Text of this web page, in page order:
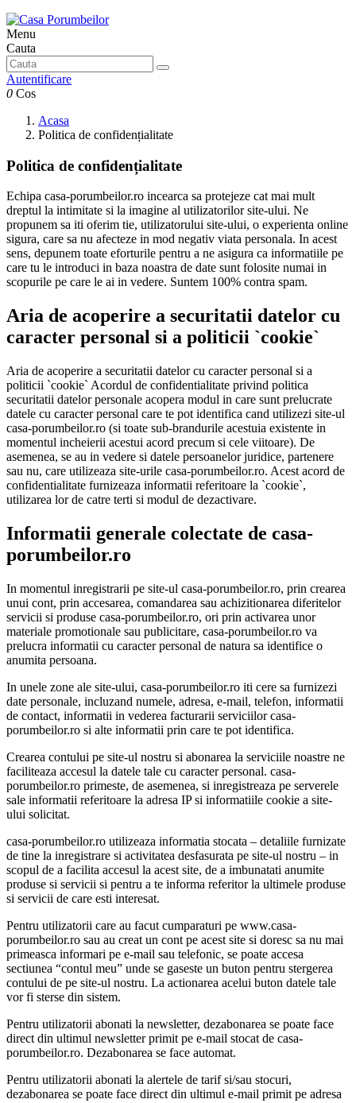
Menu
Cauta
Autentificare
0 Cos
Acasa
Politica de confidențialitate
Politica de confidențialitate
Echipa casa-porumbeilor.ro incearca sa protejeze cat mai mult
dreptul la intimitate si la imagine al utilizatorilor site-ului. Ne
propunem sa iti oferim tie, utilizatorului site-ului, o experienta online
sigura, care sa nu afecteze in mod negativ viata personala. In acest
sens, depunem toate eforturile pentru a ne asigura ca informatiile pe
care tu le introduci in baza noastra de date sunt folosite numai in
scopurile pe care le ai in vedere. Suntem 100% contra spam.
Aria de acoperire a securitatii datelor cu
caracter personal si a politicii `cookie`
Aria de acoperire a securitatii datelor cu caracter personal si a
politicii `cookie` Acordul de confidentialitate privind politica
securitatii datelor personale acopera modul in care sunt prelucrate
datele cu caracter personal care te pot identifica cand utilizezi site-ul
casa-porumbeilor.ro (si toate sub-brandurile acestuia existente in
momentul incheierii acestui acord precum si cele viitoare). De
asemenea, se au in vedere si datele persoanelor juridice, partenere
sau nu, care utilizeaza site-urile casa-porumbeilor.ro. Acest acord de
confidentialitate furnizeaza informatii referitoare la `cookie`,
utilizarea lor de catre terti si modul de dezactivare.
Informatii generale colectate de casa-
porumbeilor.ro
In momentul inregistrarii pe site-ul casa-porumbeilor.ro, prin crearea
unui cont, prin accesarea, comandarea sau achizitionarea diferitelor
servicii si produse casa-porumbeilor.ro, ori prin activarea unor
materiale promotionale sau publicitare, casa-porumbeilor.ro va
prelucra informatii cu caracter personal de natura sa identifice o
anumita persoana.
In unele zone ale site-ului, casa-porumbeilor.ro iti cere sa furnizezi
date personale, incluzand numele, adresa, e-mail, telefon, informatii
de contact, informatii in vederea facturarii serviciilor casa-
porumbeilor.ro si alte informatii prin care te pot identifica.
Crearea contului pe site-ul nostru si abonarea la serviciile noastre ne
faciliteaza accesul la datele tale cu caracter personal. casa-
porumbeilor.ro primeste, de asemenea, si inregistreaza pe serverele
sale informatii referitoare la adresa IP si informatiile cookie a site-
ului solicitat.
casa-porumbeilor.ro utilizeaza informatia stocata – detaliile furnizate
de tine la inregistrare si activitatea desfasurata pe site-ul nostru – in
scopul de a facilita accesul la acest site, de a imbunatati anumite
produse si servicii si pentru a te informa referitor la ultimele produse
si servicii de care esti interesat.
Pentru utilizatorii care au facut cumparaturi pe www.casa-
porumbeilor.ro sau au creat un cont pe acest site si doresc sa nu mai
primeasca informari pe e-mail sau telefonic, se poate accesa
sectiunea “contul meu” unde se gaseste un buton pentru stergerea
contului de pe site-ul nostru. La actionarea acelui buton datele tale
vor fi sterse din sistem.
Pentru utilizatorii abonati la newsletter, dezabonarea se poate face
direct din ultimul newsletter primit pe e-mail stocat de casa-
porumbeilor.ro. Dezabonarea se face automat.
Pentru utilizatorii abonati la alertele de tarif si/sau stocuri,
dezabonarea se poate face direct din ultimul e-mail primit pe adresa